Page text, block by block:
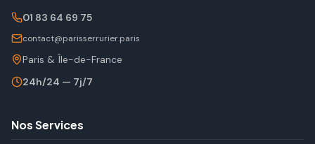
01 83 64 69 75
contact@parisserrurier.paris
Paris & Île-de-France
24h/24 — 7j/7
Nos Services